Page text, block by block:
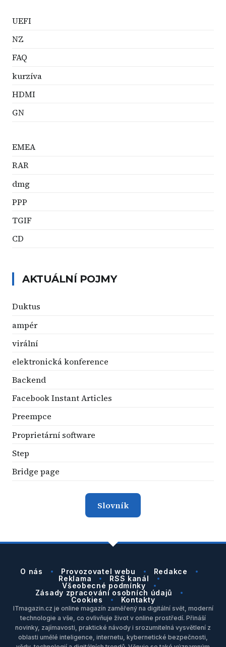
UEFI
NZ
FAQ
kurzíva
HDMI
GN
EMEA
RAR
dmg
PPP
TGIF
CD
AKTUÁLNÍ POJMY
Duktus
ampér
virální
elektronická konference
Backend
Facebook Instant Articles
Preempce
Proprietární software
Step
Bridge page
Slovník
O nás Provozovatel webu
Redakce
Reklama
RSS kanál
Všeobecné podmínky
Zásady zpracování osobních údajů
Cookies
Kontakty
ITmagazin.cz je online magazín zaměřený na digitální svět, moderní
technologie a vše, co ovlivňuje život v online prostředí. Přináší
novinky, zajímavosti, praktické návody i srozumitelná vysvětlení z
oblasti umělé inteligence, internetu, kybernetické bezpečnosti,